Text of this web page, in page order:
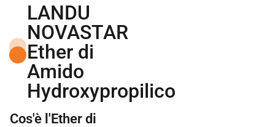
LANDU
NOVASTAR
Ether di
Amido
Hydroxypropilico
Cos'è l'Ether di